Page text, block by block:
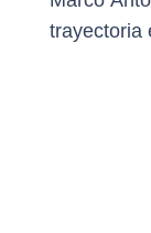
trayectoria